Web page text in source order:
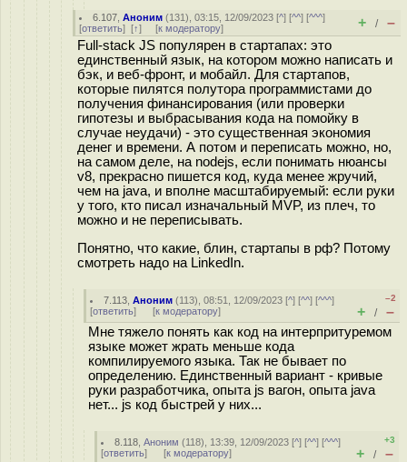
6.107 ,Аноним (131), 03:15, 12/09/2023 [^] [^^] [^^^]
[ответить] [↑] [к модератору] + / –
Full-stack JS популярен в стартапах: это
единственный язык, на котором можно написать и
бэк, и веб-фронт, и мобайл. Для стартапов,
которые пилятся полутора программистами до
получения финансирования (или проверки
гипотезы и выбрасывания кода на помойку в
случае неудачи) - это существенная экономия
денег и времени. А потом и переписать можно, но,
на самом деле, на nodejs, если понимать нюансы
v8, прекрасно пишется код, куда менее жручий,
чем на java, и вполне масштабируемый: если руки
у того, кто писал изначальный MVP, из плеч, то
можно и не переписывать.
Понятно, что какие, блин, стартапы в рф? Потому
смотреть надо на LinkedIn.
7.113 ,Аноним (113), 08:51, 12/09/2023 [^] [^^] [^^^]
[ответить] [к модератору]
–2
+ / –
Мне тяжело понять как код на интерпритуремом
языке может жрать меньше кода
компилируемого языка. Так не бывает по
определению. Единственный вариант - кривые
руки разработчика, опыта js вагон, опыта java
нет... js код быстрей у них...
8.118 ,Аноним (118), 13:39, 12/09/2023 [^] [^^] [^^^]
[ответить] [к модератору]
+3
+ / –